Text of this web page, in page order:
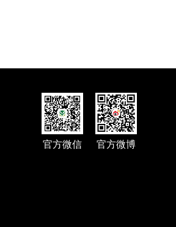
官方微信 官方微博